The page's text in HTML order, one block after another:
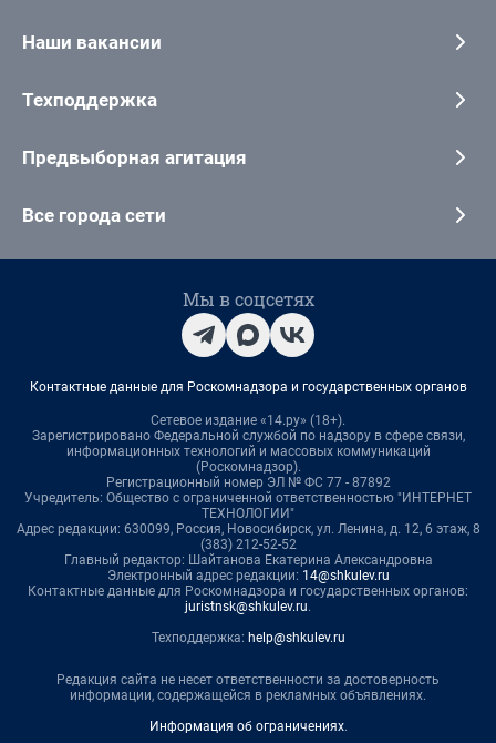
Наши вакансии
Техподдержка
Предвыборная агитация
Все города сети
Мы в соцсетях
Контактные данные для Роскомнадзора и государственных органов
Сетевое издание «14.ру» (18+).
Зарегистрировано Федеральной службой по надзору в сфере связи,
информационных технологий и массовых коммуникаций
(Роскомнадзор).
Регистрационный номер ЭЛ № ФС 77 - 87892
Учредитель: Общество с ограниченной ответственностью "ИНТЕРНЕТ
ТЕХНОЛОГИИ"
Адрес редакции: 630099, Россия, Новосибирск, ул. Ленина, д. 12, 6 этаж, 8
(383) 212-52-52
Главный редактор: Шайтанова Екатерина Александровна
Электронный адрес редакции: 14@shkulev.ru
Контактные данные для Роскомнадзора и государственных органов:
juristnsk@shkulev.ru.
Техподдержка: help@shkulev.ru
Редакция сайта не несет ответственности за достоверность
информации, содержащейся в рекламных объявлениях.
Информация об ограничениях.